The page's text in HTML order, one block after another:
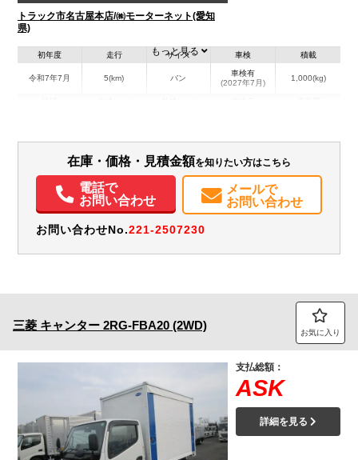
トラック市名古屋本店/㈱モーターネット(愛知
県)
初年度
令和7年7月
走行
5(km)
サイズ
バン
車検
車検有
(2027年7月)
積載
1,000(kg)
もっと見る
在庫・価格・見積金額を知りたい方はこちら
電話で
お問い合わせ
メールで
お問い合わせ
お問い合わせNo.221-2507230
三菱 キャンター 2RG-FBA20 (2WD) お気に入り
支払総額：
ASK
詳細を見る